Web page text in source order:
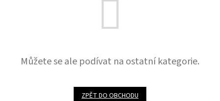
Můžete se ale podívat na ostatní kategorie.
ZPĚT DO OBCHODU